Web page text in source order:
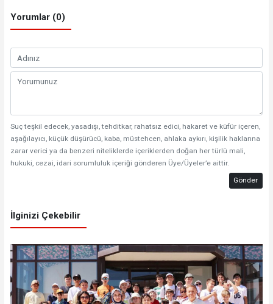
Yorumlar (0)
Suç teşkil edecek, yasadışı, tehditkar, rahatsız edici, hakaret ve küfür içeren,
aşağılayıcı, küçük düşürücü, kaba, müstehcen, ahlaka aykırı, kişilik haklarına
zarar verici ya da benzeri niteliklerde içeriklerden doğan her türlü mali,
hukuki, cezai, idari sorumluluk içeriği gönderen Üye/Üyeler’e aittir.
Gönder
İlginizi Çekebilir